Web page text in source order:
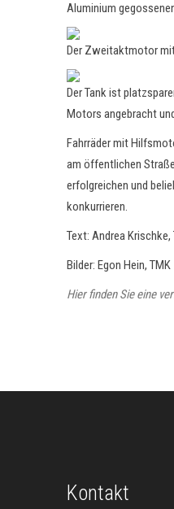
Aluminium
Der Zweitaktmotor mit
Der Tank ist
Motors angebracht
Fahrräder mit
am öffentlichen
erfolgreichen und
konkurrieren.
Text: Andrea Krischke,
Bilder: Egon Hein, TMK
Hier finden Sie eine
Kontakt